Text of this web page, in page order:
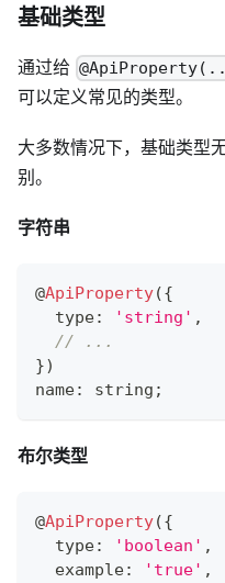
基础类型
通过给
可以定义常见的类型。
大多数情况下，基础类型
别。
字符串
@ApiProperty({
  type
: 'string' ,
// ...
})
name: string ;
布尔类型
@ApiProperty({
  type
: 'boolean' ,
  example
: 'true' ,